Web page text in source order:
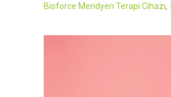
Bioforce Meridyen Terapi Cihazı,